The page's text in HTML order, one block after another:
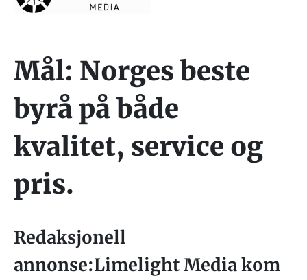
Mål: Norges beste
byrå på både
kvalitet, service og
pris.
Redaksjonell
annonse:Limelight Media kom